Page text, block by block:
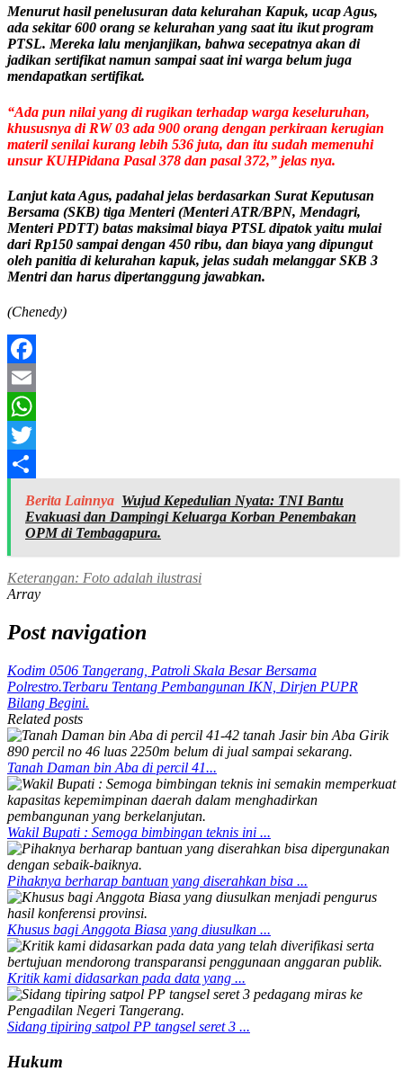
Menurut hasil penelusuran data kelurahan Kapuk, ucap Agus,
ada sekitar 600 orang se kelurahan yang saat itu ikut program
PTSL. Mereka lalu menjanjikan, bahwa secepatnya akan di
jadikan sertifikat namun sampai saat ini warga belum juga
mendapatkan sertifikat.
“Ada pun nilai yang di rugikan terhadap warga keseluruhan,
khususnya di RW 03 ada 900 orang dengan perkiraan kerugian
materil senilai kurang lebih 536 juta, dan itu sudah memenuhi
unsur KUHPidana Pasal 378 dan pasal 372,” jelas nya.
Lanjut kata Agus, padahal jelas berdasarkan Surat Keputusan
Bersama (SKB) tiga Menteri (Menteri ATR/BPN, Mendagri,
Menteri PDTT) batas maksimal biaya PTSL dipatok yaitu mulai
dari Rp150 sampai dengan 450 ribu, dan biaya yang dipungut
oleh panitia di kelurahan kapuk, jelas sudah melanggar SKB 3
Mentri dan harus dipertanggung jawabkan.
(Chenedy)
Facebook
Email
WhatsApp
Twitter
Share
Berita Lainnya Wujud Kepedulian Nyata: TNI Bantu
Evakuasi dan Dampingi Keluarga Korban Penembakan
OPM di Tembagapura.
Keterangan: Foto adalah ilustrasi
Array
Post navigation
Kodim 0506 Tangerang, Patroli Skala Besar Bersama
Polrestro.Terbaru Tentang Pembangunan IKN, Dirjen PUPR
Bilang Begini.
Related posts
Tanah Daman bin Aba di percil 41...
Wakil Bupati : Semoga bimbingan teknis ini ...
Pihaknya berharap bantuan yang diserahkan bisa ...
Khusus bagi Anggota Biasa yang diusulkan ...
Kritik kami didasarkan pada data yang ...
Sidang tipiring satpol PP tangsel seret 3 ...
Hukum